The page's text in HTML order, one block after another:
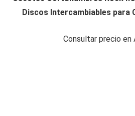
Discos Intercambiables para
Consultar precio en